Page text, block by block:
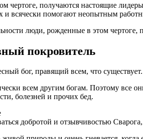
чертоге, получаются настоящие
и всячески помогают неопытным
люди, рожденные в этом
покровитель
бог, правящий всем, что
всем другим богам. Поэтому все
болезней и прочих бед.
добротой и отзывчивостью